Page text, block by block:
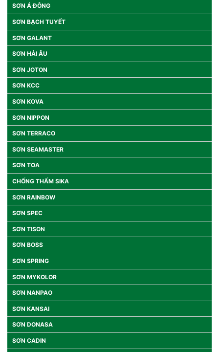
SƠN Á ĐÔNG
SƠN BẠCH TUYẾT
SƠN GALANT
SƠN HẢI ÂU
SƠN JOTON
SƠN KCC
SƠN KOVA
SƠN NIPPON
SƠN TERRACO
SƠN SEAMASTER
SƠN TOA
CHỐNG THẤM SIKA
SƠN RAINBOW
SƠN SPEC
SƠN TISON
SƠN BOSS
SƠN SPRING
SƠN MYKOLOR
SƠN NANPAO
SƠN KANSAI
SƠN DONASA
SƠN CADIN